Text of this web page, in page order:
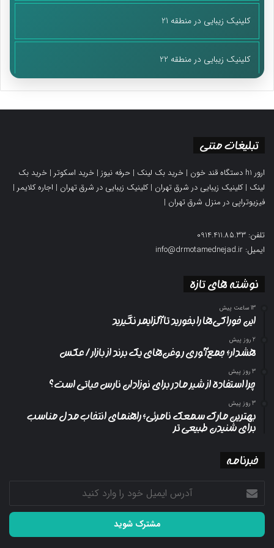
کلینیک زیبایی در منطقه 21
کلینیک زیبایی در منطقه 22
تبلیغات متنی
ارور h1 دستگاه قند خون | خرید بک لینک | حرفه نیوز | خرید اسکوتر | خرید بک
لینک |کلینیک زیبایی در شرق تهران |کلینیک زیبایی در شرق تهران | اجاره کلایمر |
فیزیوتراپی در منزل شرق تهران |
تلفن: 0914.411.85.33
ایمیل: info@drmotamednejad.ir
نوشته های تازه
13 ساعت پیش
این خوراکی‌ها را بخورید تا آلزایمر نگیرید
2 روز پیش
هشدار؛ جمع‌آوری روغن‌های یک برند از بازار/ عکس
3 روز پیش
چرا استفاده از شیر مادر برای نوزادان نارس حیاتی است؟
3 روز پیش
بهترین مارک سمعک نامرئی؛ راهنمای انتخاب مدل مناسب
برای شنیدن طبیعی تر
خبرنامه
آدرس
ایمیل
خود
وارد